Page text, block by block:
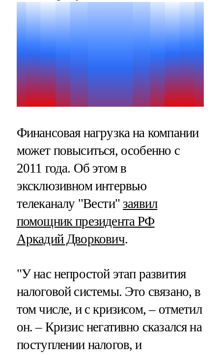
Финансовая нагрузка на компании
может повыситься, особенно с
2011 года. Об этом в
эксклюзивном интервью
телеканалу "Вести"заявил
помощник президента РФ
Аркадий Дворкович.
"У нас непростой этап развития
налоговой системы. Это связано, в
том числе, и с кризисом, – отметил
он. – Кризис негативно сказался на
поступлении налогов, и